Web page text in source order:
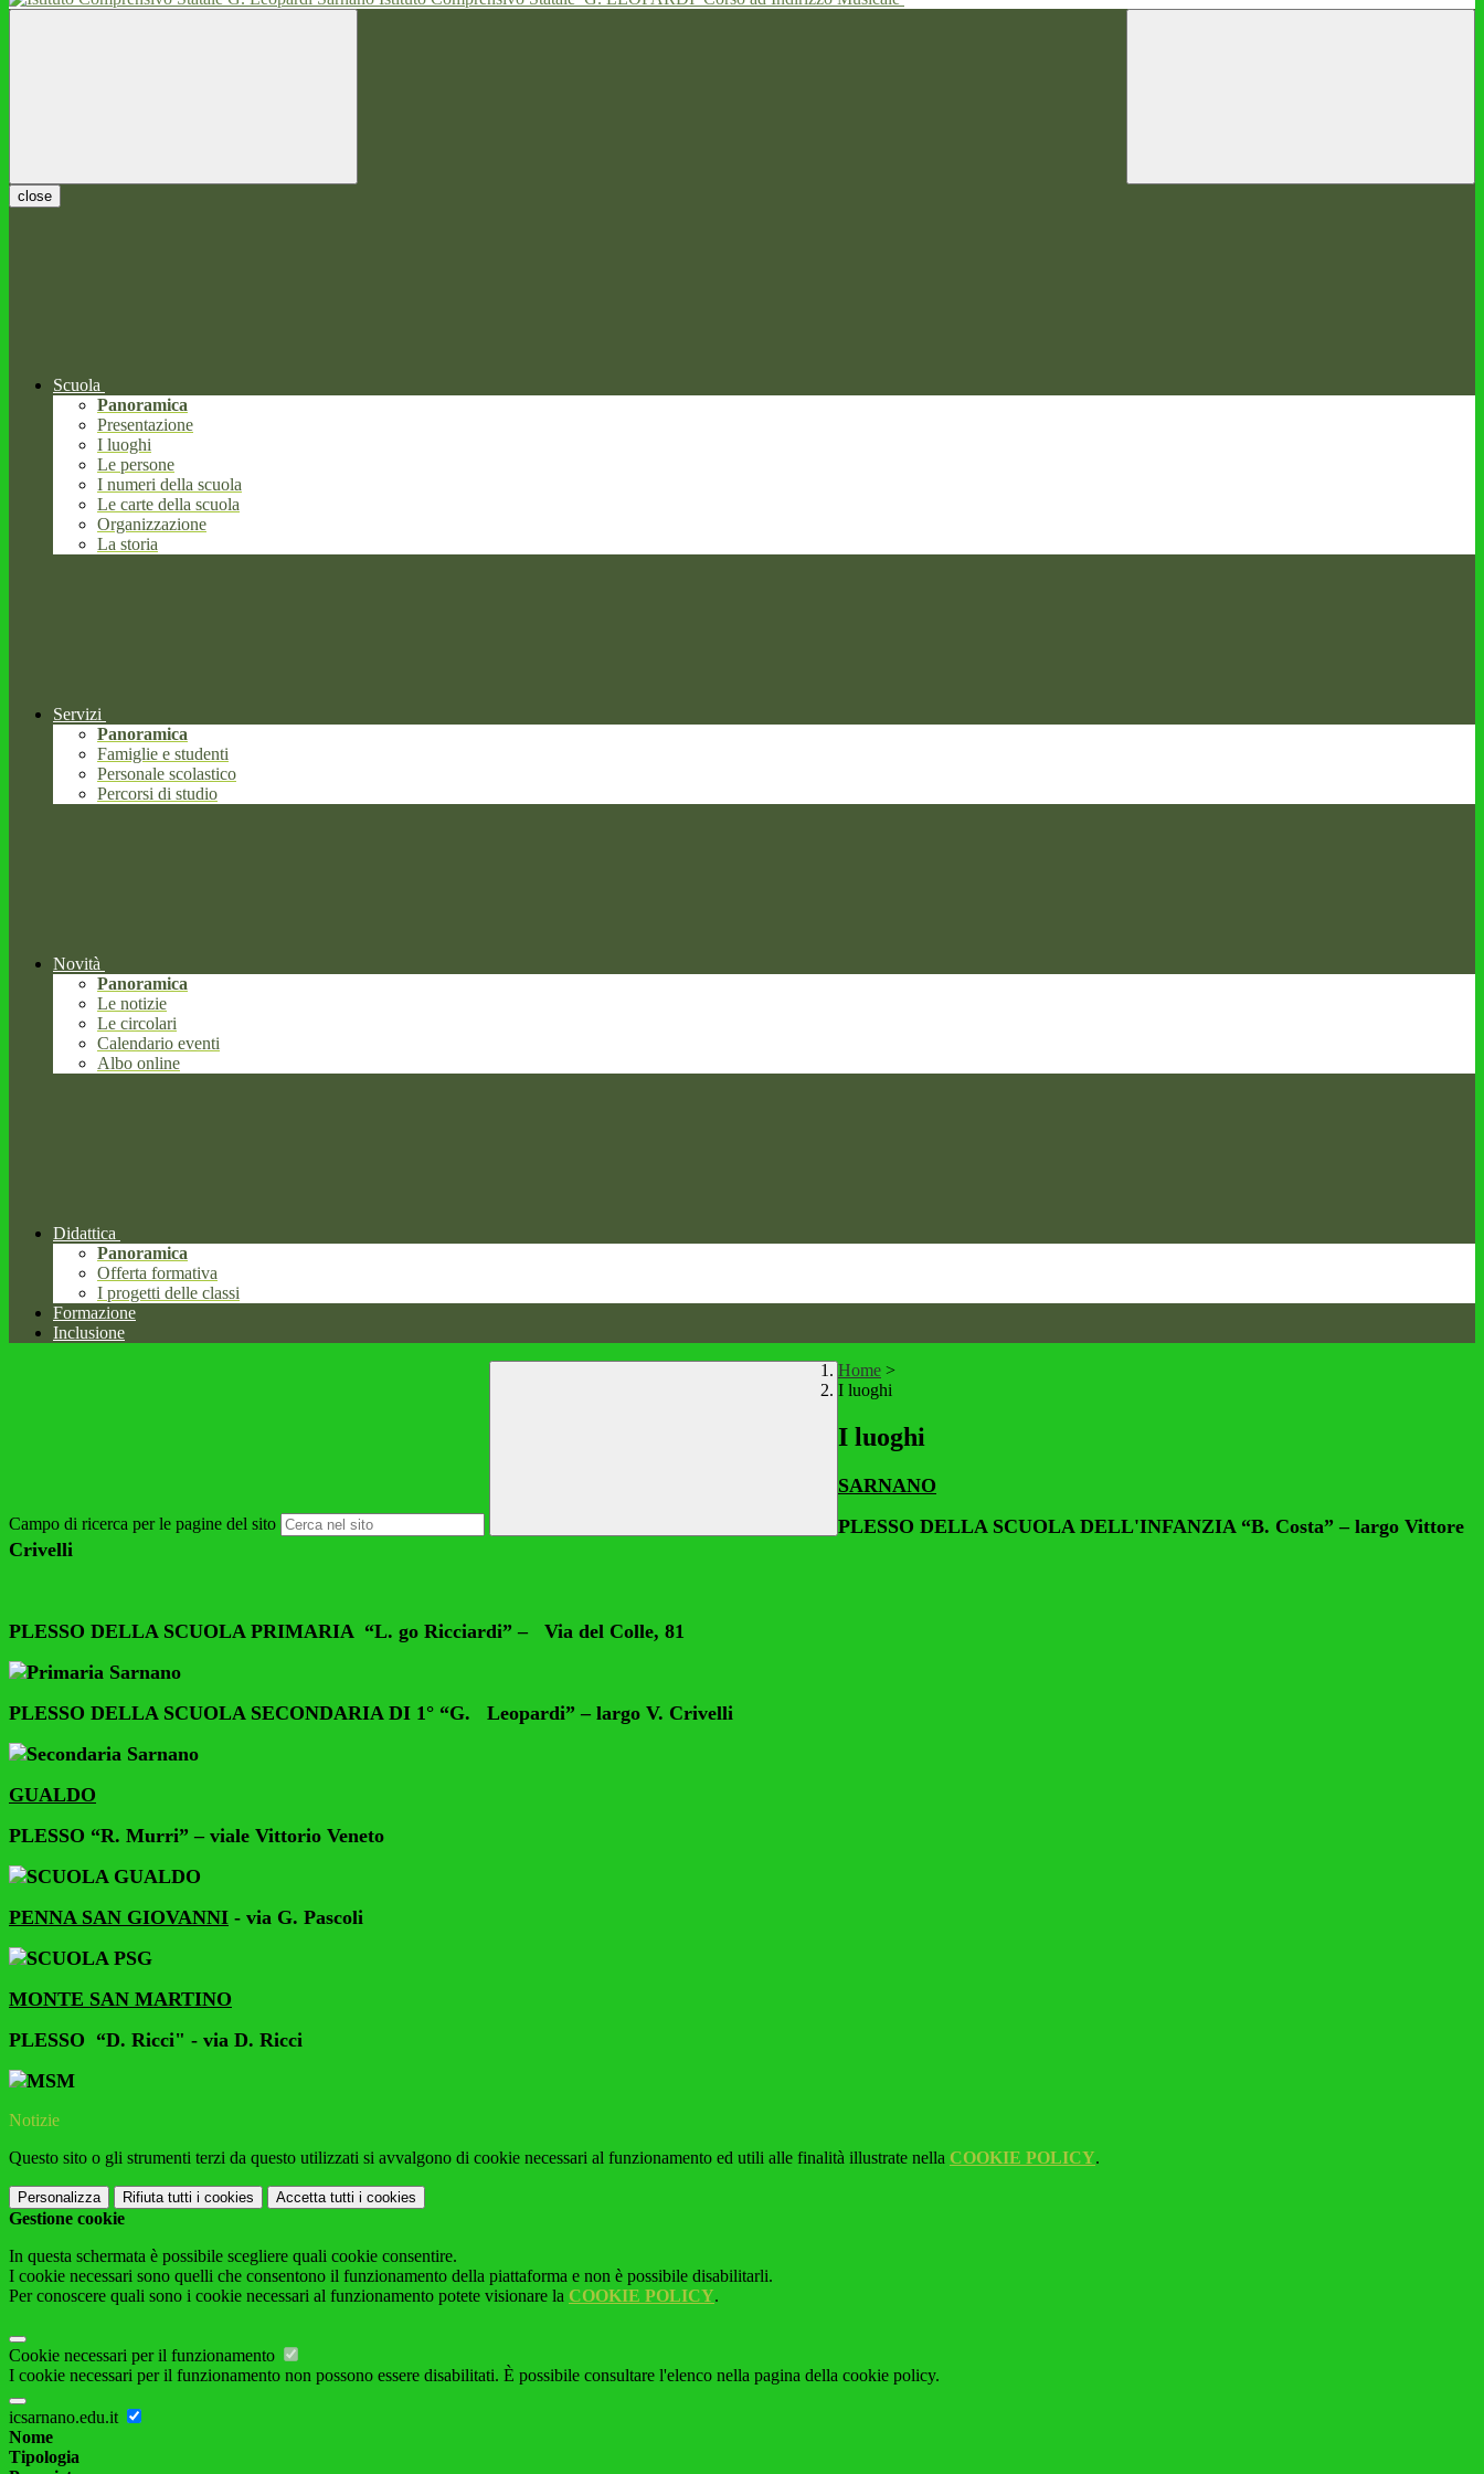
close
Scuola
Panoramica
Presentazione
I luoghi
Le persone
I numeri della scuola
Le carte della scuola
Organizzazione
La storia
Servizi
Panoramica
Famiglie e studenti
Personale scolastico
Percorsi di studio
Novità
Panoramica
Le notizie
Le circolari
Calendario eventi
Albo online
Didattica
Panoramica
Offerta formativa
I progetti delle classi
Formazione
Inclusione
Campo di ricerca per le pagine del sito
Home >
I luoghi
I luoghi
SARNANO
PLESSO DELLA SCUOLA DELL'INFANZIA “B. Costa” – largo Vittore
Crivelli
PLESSO DELLA SCUOLA PRIMARIA “L. go Ricciardi” – Via del Colle, 81
PLESSO DELLA SCUOLA SECONDARIA DI 1° “G. Leopardi” – largo V. Crivelli
GUALDO
PLESSO “R. Murri” – viale Vittorio Veneto
PENNA SAN GIOVANNI - via G. Pascoli
MONTE SAN MARTINO
PLESSO “D. Ricci" - via D. Ricci
Notizie
Questo sito o gli strumenti terzi da questo utilizzati si avvalgono di cookie necessari al funzionamento ed utili alle finalità illustrate nella COOKIE POLICY.
Personalizza Rifiuta tutti i cookies Accetta tutti i cookies
Gestione cookie
In questa schermata è possibile scegliere quali cookie consentire.
I cookie necessari sono quelli che consentono il funzionamento della piattaforma e non è possibile disabilitarli.
Per conoscere quali sono i cookie necessari al funzionamento potete visionare la COOKIE POLICY.
Cookie necessari per il funzionamento
I cookie necessari per il funzionamento non possono essere disabilitati. È possibile consultare l'elenco nella pagina della cookie policy.
icsarnano.edu.it
Nome
Tipologia